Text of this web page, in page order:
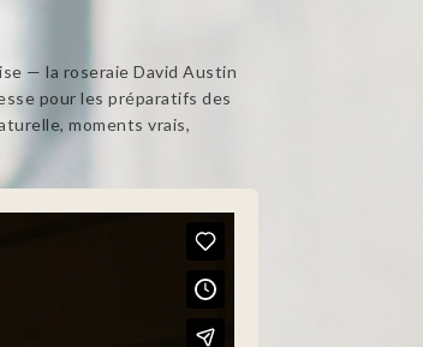
— la roseraie David Austin
pour les préparatifs des
moments vrais,